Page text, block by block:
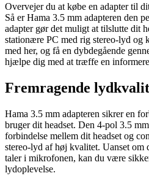
Overvejer du at købe en adapter til
Så er Hama 3.5 mm adapteren den
adapter gør det muligt at tilslutte dit
stationære PC med rig stereo-lyd og
med her, og få en dybdegående
hjælpe dig med at træffe en
Fremragende
Hama 3.5 mm adapteren sikrer en
bruger dit headset. Den 4-pol 3.5
forbindelse mellem dit headset og
stereo-lyd af høj kvalitet. Uanset
taler i mikrofonen, kan du være
lydoplevelse.